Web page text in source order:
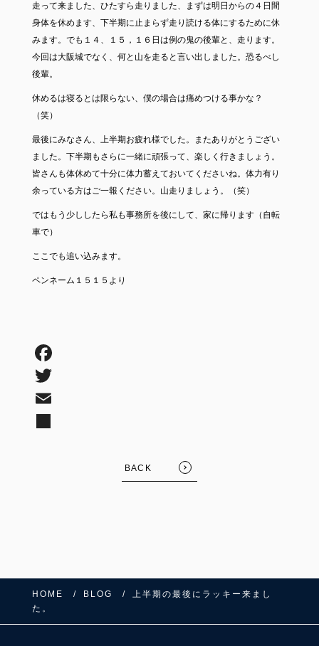
走って来ました、ひたすら走りました、まずは明日からの４日間
身体を休めます、下半期に止まらず走り読ける体にするために休
みます。でも１４、１５，１６日は例の鬼の後輩と、走ります。
今回は大阪城でなく、何と山を走ると言い出しました。恐るべし
後輩。
休めるは寝るとは限らない、僕の場合は痛めつける事かな？
（笑）
最後にみなさん、上半期お疲れ様でした。またありがとうござい
ました。下半期もさらに一緒に頑張って、楽しく行きましょう。
皆さんも体休めて十分に体力蓄えておいてくださいね。体力有り
余っている方はご一報ください。山走りましょう。（笑）
ではもう少ししたら私も事務所を後にして、家に帰ります（自転
車で）
ここでも追い込みます。
ペンネーム１５１５より
BACK
HOME BLOG
上半期の最後にラッキー来まし
た。